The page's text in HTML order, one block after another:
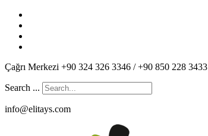
Çağrı Merkezi +90 324 326 3346 / +90 850 228 3433
Search ...
info@elitays.com